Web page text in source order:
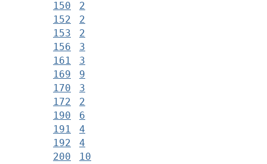
150
2
152
2
153
2
156
3
161
3
169
9
170
3
172
2
190
6
191
4
192
4
200
10